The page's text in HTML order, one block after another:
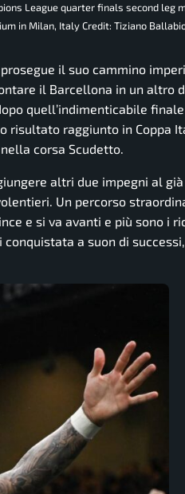
League quarter finals second leg
in Milan, Italy Credit: Tiziano
prosegue il suo cammino
il Barcellona in un altro
quell’indimenticabile
raggiunto in Coppa
corsa Scudetto.
altri due impegni al
Un percorso
e si va avanti e più sono i
a suon di